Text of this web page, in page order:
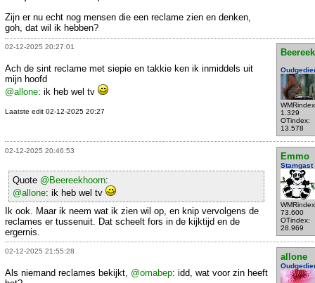
Zijn er nu echt nog mensen die een reclame zien en denken,
goh, dat wil ik hebben?
02-12-2025 20:27:01
1.329
OTindex:
13.578
Ach de sint reclame met siepie en takkie ken ik inmiddels uit
mijn hoofd
@allone: ik heb wel tv
Laatste edit 02-12-2025 20:27
02-12-2025 20:46:53
Emmo
Stamgast
73.600
OTindex:
28.969
Quote @Beereekhoorn:
@allone: ik heb wel tv
Ik ook. Maar ik neem wat ik zien wil op, en knip vervolgens de
reclames er tussenuit. Dat scheelt fors in de kijktijd en de
ergernis.
02-12-2025 21:55:28
allone
Als niemand reclames bekijkt, @omabep: idd, wat voor zin heeft